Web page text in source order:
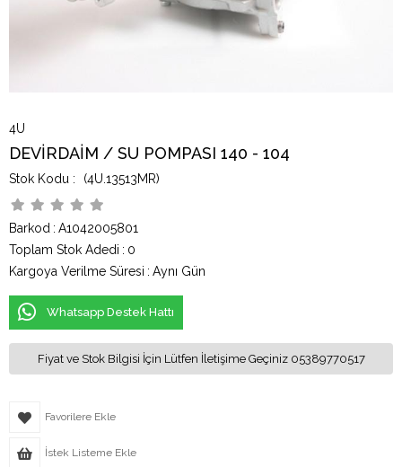
4U
DEVİRDAİM / SU POMPASI 140 - 104
(4U.13513MR)
Barkod : A1042005801
Toplam Stok Adedi : 0
Kargoya Verilme Süresi : Aynı Gün
Whatsapp Destek Hattı
Fiyat ve Stok Bilgisi İçin Lütfen İletişime Geçiniz 05389770517
Favorilere Ekle
İstek Listeme Ekle